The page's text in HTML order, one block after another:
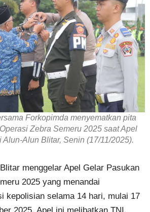
Forkopimda menyematkan pita
Zebra Semeru 2025 saat Apel
Alun-Alun Blitar, Senin (17/11/2025).
menggelar Apel Gelar Pasukan
2025 yang menandai
kepolisian selama 14 hari, mulai 17